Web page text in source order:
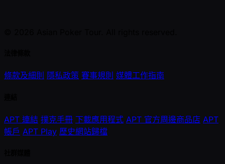
條款及細則 隱私政策 賽事規則 媒體工作指南
APT 連結 撲克手冊 下載應用程式 APT 官方周邊商品店 APT
帳戶 APT Play 歷史網站歸檔